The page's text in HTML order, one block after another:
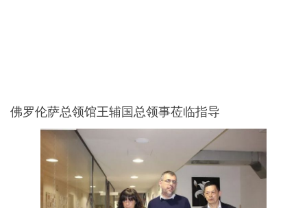
佛罗伦萨总领馆王辅国总领事莅临指导